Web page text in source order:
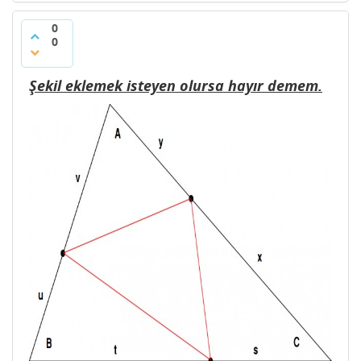
0
0
Şekil eklemek isteyen olursa hayır demem.